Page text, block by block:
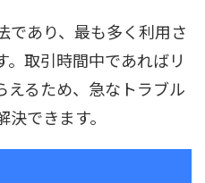
であり、最も多く利用さ
取引時間中であればリ
えるため、急なトラブル
できます。